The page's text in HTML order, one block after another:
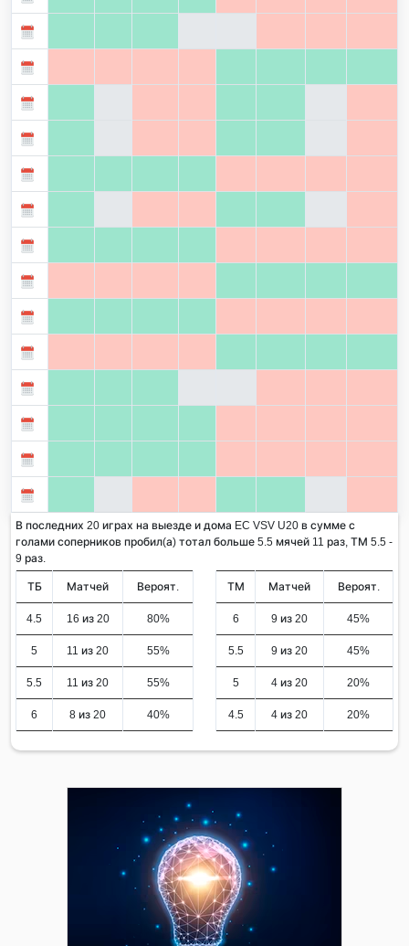
В последних 20 играх на выезде и дома EC VSV U20 в сумме с
голами соперников пробил(а) тотал больше 5.5 мячей 11 раз, ТМ 5.5 -
9 раз.
ТБ Матчей Вероят.
4.5 16 из 20 80%
5 11 из 20 55%
5.5 11 из 20 55%
6 8 из 20 40%
ТМ Матчей Вероят.
6 9 из 20 45%
5.5 9 из 20 45%
5 4 из 20 20%
4.5 4 из 20 20%